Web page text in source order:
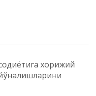
хорижий